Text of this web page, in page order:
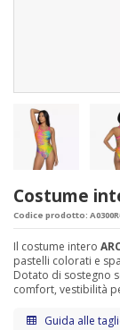
Costume
Codice prodotto:
Il costume intero
pastelli colorati e
Dotato di sostegno
comfort, vestibilità
Guida alle